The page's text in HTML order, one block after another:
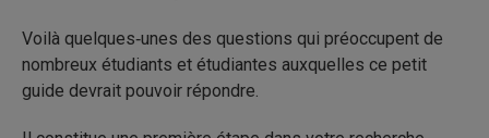
Voilà quelques‐unes des questions qui préoccupent de
nombreux étudiants et étudiantes auxquelles ce petit
guide devrait pouvoir répondre.